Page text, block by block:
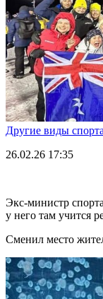
Другие виды спорта
26.02.26 17:35
Экс-министр
у него там учится
Сменил место